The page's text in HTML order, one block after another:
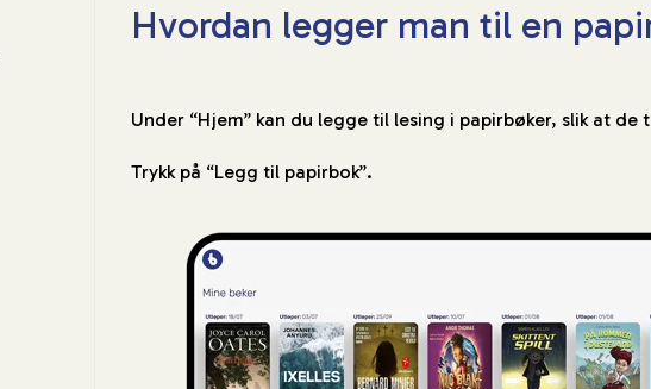
Hvordan legger man til en
Under “Hjem” kan du legge til lesing i papirbøker, slik at
Trykk på “Legg til papirbok”.